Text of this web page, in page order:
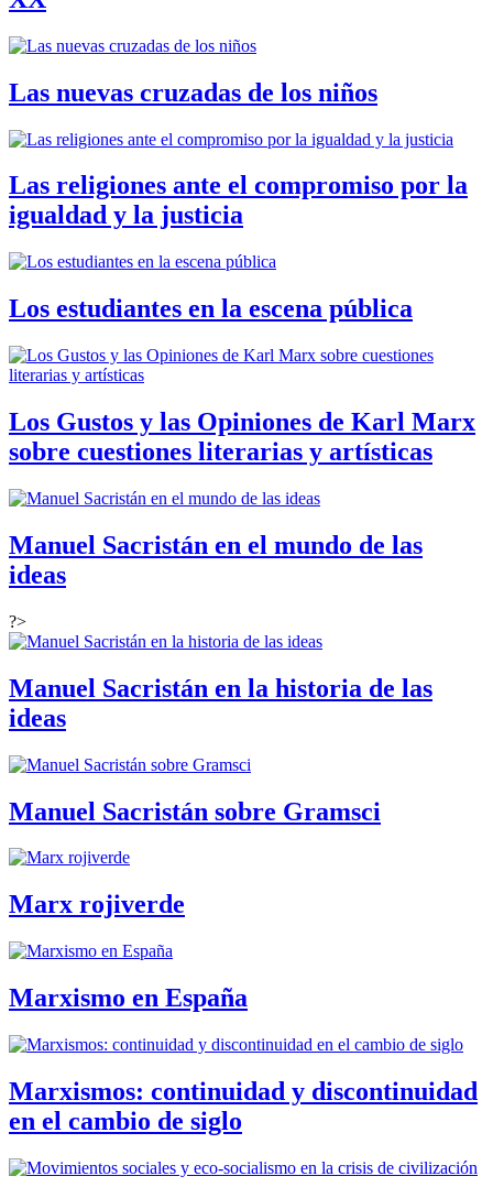
Las nuevas cruzadas de los niños
Las religiones ante el compromiso por la
igualdad y la justicia
Los estudiantes en la escena pública
Los Gustos y las Opiniones de Karl Marx
sobre cuestiones literarias y artísticas
Manuel Sacristán en el mundo de las
ideas
?>
Manuel Sacristán en la historia de las
ideas
Manuel Sacristán sobre Gramsci
Marx rojiverde
Marxismo en España
Marxismos: continuidad y discontinuidad
en el cambio de siglo